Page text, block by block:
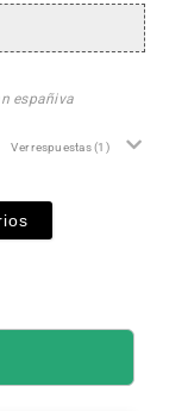
españiva
Ver respuestas(1)